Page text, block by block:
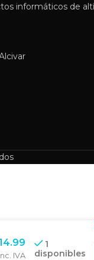
informáticos de
IVA
1
disponibles